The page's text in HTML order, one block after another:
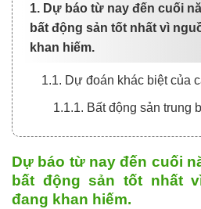
1. Dự báo từ nay đến cuối
bất động sản tốt nhất vì
khan hiếm.
1.1. Dự đoán khác biệt của
1.1.1. Bất động sản trung
Dự báo từ nay đến cuối
bất động sản tốt nhất
đang khan hiếm.